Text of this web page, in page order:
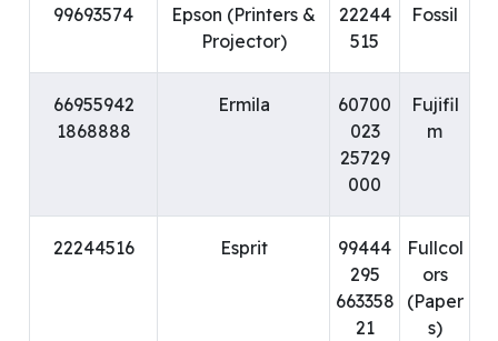
Fossil
22244
515
Epson (Printers &
Projector)
99693574
Fujifil
m
60700
023
25729
000
Ermila
66955942
1868888
Fullcol
ors
(Paper
s)
99444
295
663358
21
Esprit
22244516